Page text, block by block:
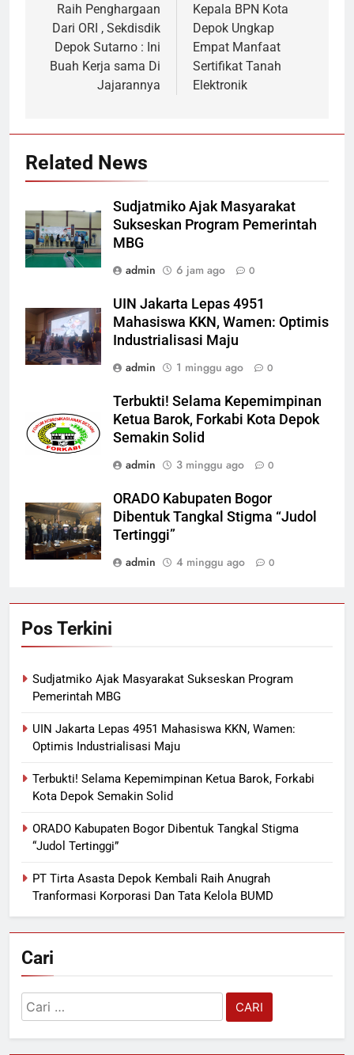
pos
Raih Penghargaan
Dari ORI , Sekdisdik
Depok Sutarno : Ini
Buah Kerja sama Di
Jajarannya
Kepala BPN Kota
Depok Ungkap
Empat Manfaat
Sertifikat Tanah
Elektronik
Related News
Sudjatmiko Ajak Masyarakat
Sukseskan Program Pemerintah
MBG
admin
6 jam ago 0
UIN Jakarta Lepas 4951
Mahasiswa KKN, Wamen: Optimis
Industrialisasi Maju
admin
1 minggu ago 0
Terbukti! Selama Kepemimpinan
Ketua Barok, Forkabi Kota Depok
Semakin Solid
admin
3 minggu ago 0
ORADO Kabupaten Bogor
Dibentuk Tangkal Stigma “Judol
Tertinggi”
admin
4 minggu ago 0
Pos Terkini
Sudjatmiko Ajak Masyarakat Sukseskan Program
Pemerintah MBG
UIN Jakarta Lepas 4951 Mahasiswa KKN, Wamen:
Optimis Industrialisasi Maju
Terbukti! Selama Kepemimpinan Ketua Barok, Forkabi
Kota Depok Semakin Solid
ORADO Kabupaten Bogor Dibentuk Tangkal Stigma
“Judol Tertinggi”
PT Tirta Asasta Depok Kembali Raih Anugrah
Tranformasi Korporasi Dan Tata Kelola BUMD
Cari
Cari
untuk: